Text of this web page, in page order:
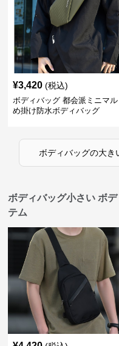
¥3,420 (税込)
ボディバッグ 都会派ミニマ
め掛け防水ボディバッグ
ボディバッグの大き
ボディバッグ小さい ボ
テム